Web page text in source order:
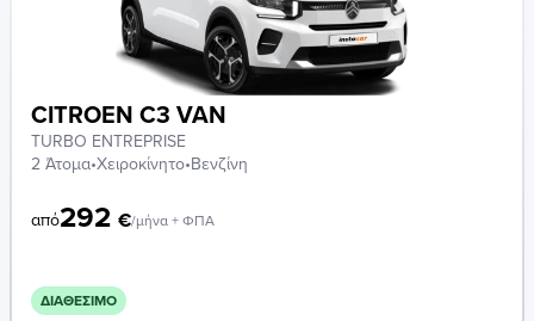
CITROEN C3 VAN
TURBO ENTREPRISE
2 Άτομα•Χειροκίνητο•Βενζίνη
από292 €/μήνα + ΦΠΑ
ΔΙΑΘΈΣΙΜΟ